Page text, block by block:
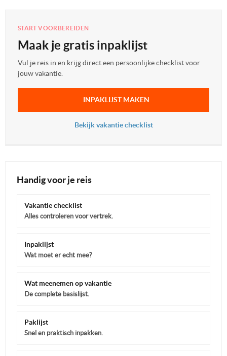
START VOORBEREIDEN
Maak je gratis inpaklijst
Vul je reis in en krijg direct een persoonlijke checklist voor
jouw vakantie.
INPAKLIJST MAKEN
Bekijk vakantie checklist
Handig voor je reis
Vakantie checklist
Alles controleren voor vertrek.
Inpaklijst
Wat moet er echt mee?
Wat meenemen op vakantie
De complete basislijst.
Paklijst
Snel en praktisch inpakken.